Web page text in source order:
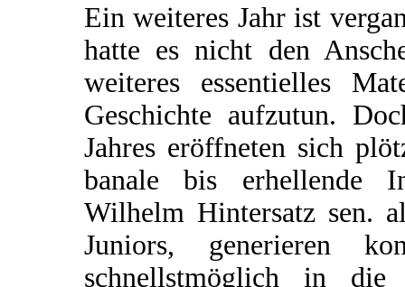
Ein weiteres Jahr ist
hatte es nicht den
weiteres essentielles
Geschichte aufzutun.
Jahres eröffneten sich
banale bis erhellende
Wilhelm Hintersatz sen.
Juniors, generieren
schnellstmöglich in